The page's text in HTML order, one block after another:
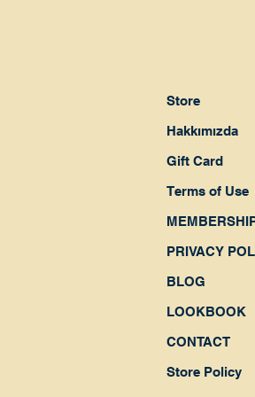
Store
Hakkımızda
Gift Card
Terms of Use
PRIVACY
BLOG
LOOKBOOK
CONTACT
Store Policy